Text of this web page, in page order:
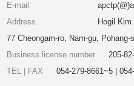
E-mail
Address
Hogil
77 Cheongam-ro, Nam-gu,
Business license number
205-
TEL | FAX
054-279-8661~5 |